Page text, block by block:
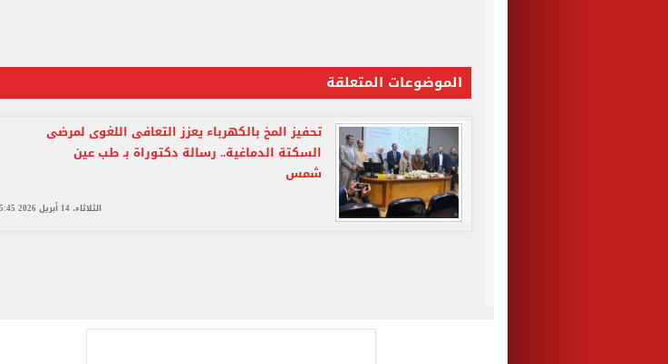
الموضوعات المتعلقة
تحفيز المخ بالكهرباء يعزز التعافى اللغوى لمرضى
السكتة الدماغية.. رسالة دكتوراة بـ طب عين
شمس
الثلاثاء، 14 أبريل 2026 05:45 م